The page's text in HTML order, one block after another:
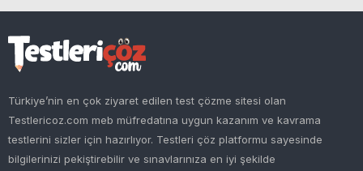
Türkiye’nin en çok ziyaret edilen test çözme sitesi olan
Testlericoz.com meb müfredatına uygun kazanım ve kavrama
testlerini sizler için hazırlıyor. Testleri çöz platformu sayesinde
bilgilerinizi pekiştirebilir ve sınavlarınıza en iyi şekilde